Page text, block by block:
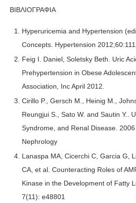
ΒΙΒΛΙΟΓΡΑΦΙΑ
Hyperuricemia and Hypertension
Concepts. Hypertension
Feig I. Daniel, Soletsky Beth. Uric
Prehypertension in Obese
Association, Inc April 2012.
Cirillo P., Gersch M., Heinig M.,
Reungjui S., Sato W. and Sautin Y..
Syndrome, and Renal Disease.
Nephrology
Lanaspa MA, Cicerchi C, Garcia G,
CA, et al. Counteracting Roles of
Kinase in the Development of Fatty
7(11): e48801